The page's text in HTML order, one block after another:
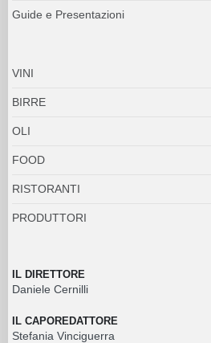
Guide e Presentazioni
VINI
BIRRE
OLI
FOOD
RISTORANTI
PRODUTTORI
IL DIRETTORE
Daniele Cernilli
IL CAPOREDATTORE
Stefania Vinciguerra